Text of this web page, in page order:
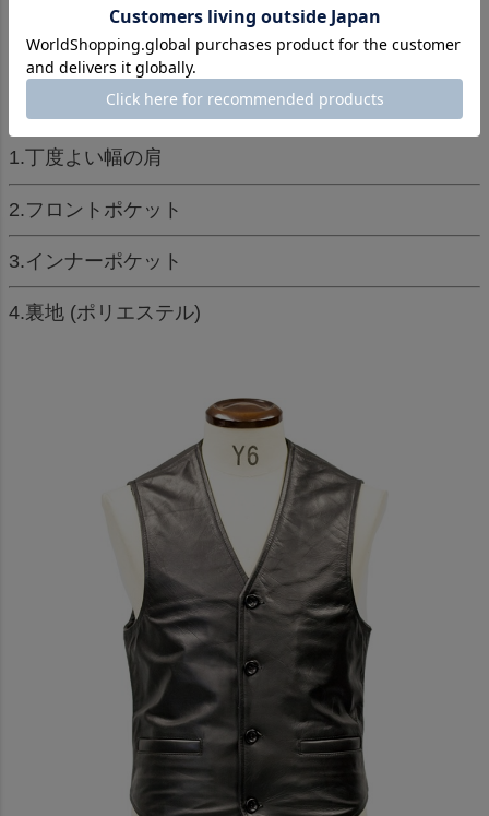
詳細画像コメント
1.丁度よい幅の肩
2.フロントポケット
3.インナーポケット
4.裏地 (ポリエステル)